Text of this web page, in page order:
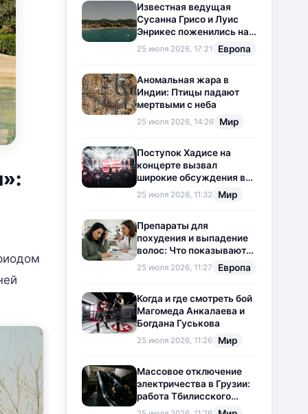
Известная ведущая
Сусанна Грисо и Луис
Энрикес поженились на
Коста-Браве
25 июля 2026, 17:21 Европа
Аномальная жара в
Индии: Птицы падают
мертвыми с неба
25 июля 2026, 14:26 Мир
Поступок Хадисе на
концерте вызвал
широкие обсуждения в
социальных сетях
25 июля 2026, 11:32 Мир
Препараты для
похудения и выпадение
волос: Что показывают
новые исследования?
25 июля 2026, 11:27 Европа
Когда и где смотреть бой
Магомеда Анкалаева и
Богдана Гуськова
25 июля 2026, 11:26 Мир
Массовое отключение
электричества в Грузии:
работа Тбилисского
метрополитена